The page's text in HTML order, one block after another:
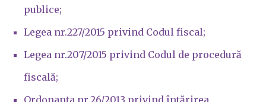
publice;
Legea nr.227/2015 privind Codul fiscal;
Legea nr.207/2015 privind Codul de procedură
fiscală;